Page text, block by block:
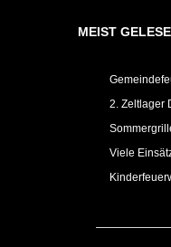
MEIST
2. Zeltlager
Viele